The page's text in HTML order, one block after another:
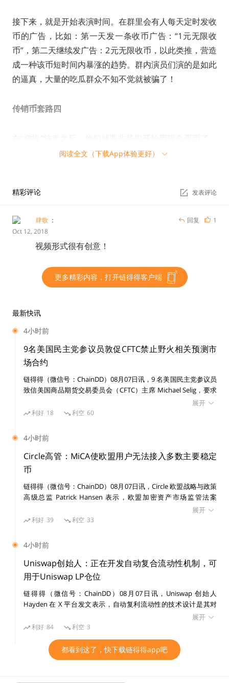
接下来，就是开始表演时间。在群里会有人每天定时发收
币的广告，比如：第一天发一条收币广告：“1元无限收
币”，第二天继续发广告：2元无限收币，以此类推，营造
成一种该币短时间内暴涨的趋势。群内演员们演的是如此
的逼真，大量的吃瓜群众不知不觉就被骗了！
传销币套路四
为了诱骗用户，维卡币会承诺远高于市场的回报利率，并
等。
如果想不花钱买币，那就拉人头，继续鼓动吃瓜群众拉人
来接盘。通常会以“缴纳入门费”、“发展下线”等的方式，
不断吸纳新会员。
例如，想要成为维卡币组织会员，必须在老会员的推荐
册成为不同级别的会员。据称总共发展了200多万的会员
数量。
这样一套完整的传销套路就完成了，当整个项目资金盘达
币的人最终拿到的只是一堆不能变现的数字而已。
（作者：区块恋LOVE，内容来自链得得内容开放平台“得
链得得仅提供相关信息展示，不构成任何投资建议
更多精彩内容，关注链得得微信号（ID：
ChainDD），或者下载链得得App
得得号 得得专题 | 主权加密力量：全球央行数字货币求索之路
阅读全文（下载App体验更好）
精彩评论 发表评论
肆歌 ： 回复
1
Oct 12, 2018
视频形式很有创意！
更多精彩内容，打开链得得客户端
最新快讯
4小时前
9名美国民主党参议员敦促CFTC禁止野火相关预测市
场合约
链得得（微信号：ChainDD）08月07日讯，9 名美国民主党参议员
致信美国商品期货交易委员会（CFTC）主席 Michael Selig，要求
禁止与野火相关的预测市场事件合约，称相关合约可能鼓励纵火、
内幕交易，并危及公共安全。 参议员在信中提及，Polymarket 曾
的投注。他们还指出，部分新平台允许用户押注野火，相关市场使
用户对破坏性事件进行投机。 参议员表示，CFTC 应在明年野火季
开始前约束相关投注，并在美国及离岸市场设立防护措施。近期预
测市场监管争议持续，明尼苏达州、肯塔基州及密歇根州相关案件
涉及联邦与州监管权限。
展开
利好 18 利空 60
4小时前
Circle高管：MiCA使欧盟用户无法接入多数主要稳定
币
链得得（微信号：ChainDD）08月07日讯，Circle 欧盟战略与政策
高级总监 Patrick Hansen 表示，欧盟加密资产市场监管法案
（MiCA）全面实施后，已为 21 家发行方的 35 种电子货币代币发
放许可，本地发行方实施进展良好。 Patrick Hansen 指出，MiCA
足运营要求，目前仅 USDG、USDC 和 EURC 通过该框架要求，其
余稳定币处于 MiCA 监管范围之外，欧盟用户处于未受保护或无法
接入状态。 他认为，MiCA 即将进行的审查应处理该问题，并为外
国发行方提供更务实的运营路径。欧盟金融稳定、金融服务和资本
市场联盟总司 5 月 20 日已启动公开咨询，评估现行框架是否仍适
用，咨询将持续至 9 月 30 日。
展开
利好 39 利空 33
4小时前
Uniswap创始人：正在开发自动复合流动性机制，可
用于Uniswap LP仓位
链得得（微信号：ChainDD）08月07日讯，Uniswap 创始人
Hayden 在 X 平台发文表示，自动复利流动性的技术设计是其对
pools.trade 的个人贡献。其运作方式为：流动性头寸存入智能合
约，规则为任何人都可以提取该头寸的全部未领取费用，前提是将
价值超过流动性的 0.2%时，搜索者会自然获得激励，向池中增加
0.2%流动性并领取费用。该机制基于 Uniswap token jar，也可用
展开
利好 84 利空 3
都看到这了，快下载链得得app吧